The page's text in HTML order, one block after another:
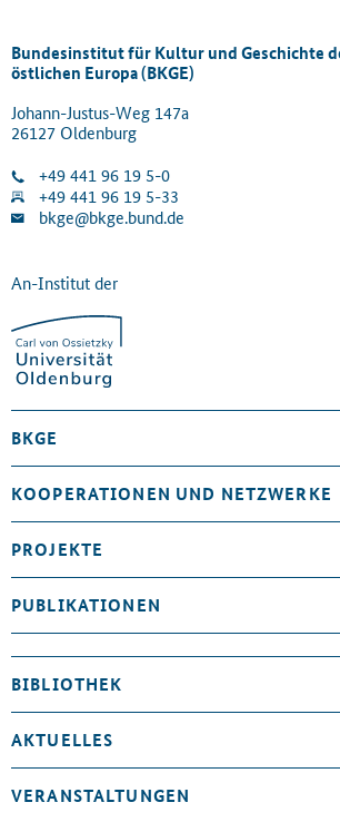
Bundesinstitut für Kultur und Geschichte
östlichen Europa (BKGE)
Johann-Justus-Weg 147a
26127 Oldenburg
+49 441 96 19 5-0
+49 441 96 19 5-33
bkge@bkge.bund.de
An-Institut der
BKGE
KOOPERATIONEN UND NETZWERKE
PROJEKTE
PUBLIKATIONEN
BIBLIOTHEK
AKTUELLES
VERANSTALTUNGEN